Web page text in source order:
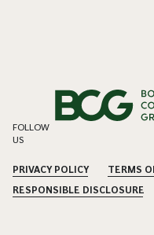
FOLLOW
US
PRIVACY POLICY TERMS
RESPONSIBLE DISCLOSURE